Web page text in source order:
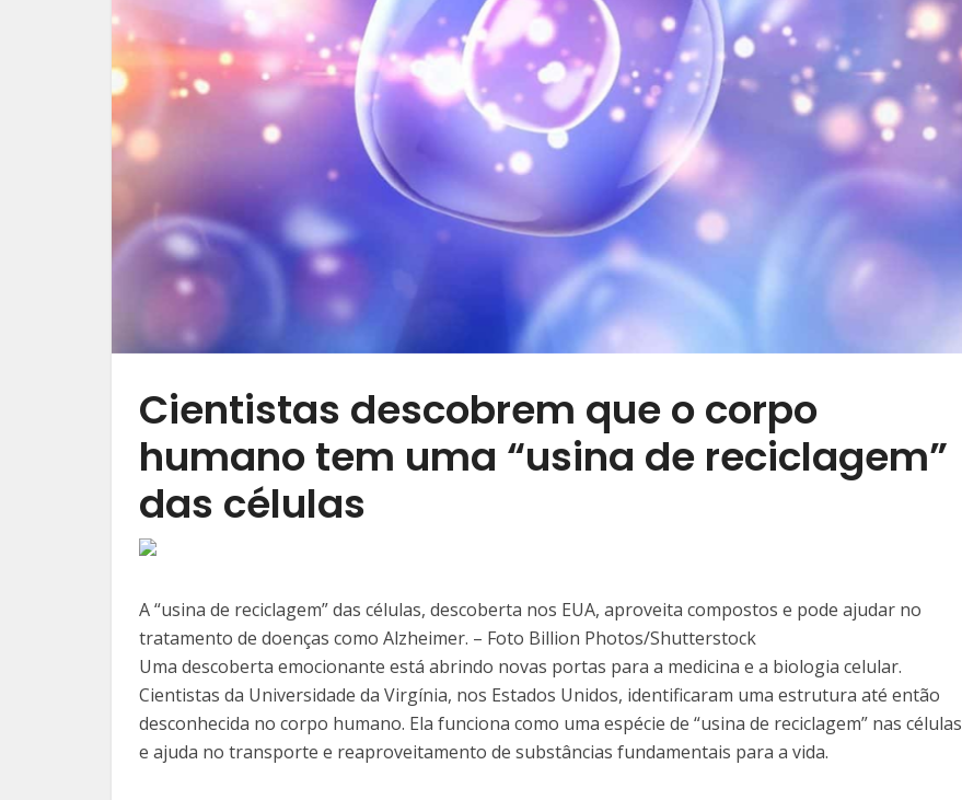
Cientistas descobrem que o corpo
humano tem uma “usina de reciclagem”
das células
A “usina de reciclagem” das células, descoberta nos EUA, aproveita compostos e pode ajudar no
tratamento de doenças como Alzheimer. – Foto Billion Photos/Shutterstock
Uma descoberta emocionante está abrindo novas portas para a medicina e a biologia celular.
Cientistas da Universidade da Virgínia, nos Estados Unidos, identificaram uma estrutura até então
desconhecida no corpo humano. Ela funciona como uma espécie de “usina de reciclagem” nas células
e ajuda no transporte e reaproveitamento de substâncias fundamentais para a vida.